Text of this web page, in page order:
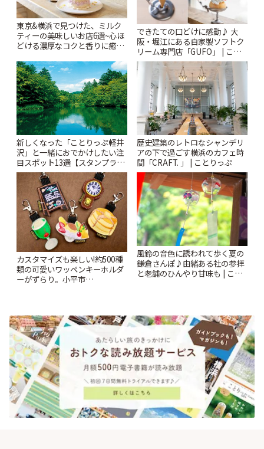
東京&横浜で見つけた、ミルク
ティーの美味しいお店6選~心ほ
どける濃厚なコクと香りに癒や
ぷ
できたての口どけに感動♪ 大
阪・堀江にある自家製ソフトク
リーム専門店「GUFO」 | こと
りっぷ
新しくなった「ことりっぷ軽井
沢」と一緒におでかけしたい注
目スポット13選【スタンプラリ
ー開催中】 | ことりっぷ
歴史建築のレトロなシャンデリ
アの下で過ごす横浜のカフェ時
間「CRAFT. 」 | ことりっぷ
カスタマイズも楽しい!約500種
類の可愛いワッペンキーホルダ
ーがずらり。小平市
風鈴の音色に誘われて歩く夏の
鎌倉さんぽ♪由緒ある社の参拝
と老舗のひんやり甘味も | こと